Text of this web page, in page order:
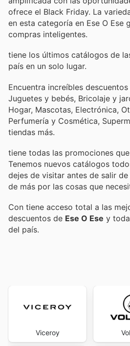
ofrece el Black Friday. La
en esta categoría en Ese O Ese
compras inteligentes.
tiene los últimos catálogos de
país en un solo lugar.
Encuentra increíbles
Juguetes y bebés, Bricolaje y
Hogar, Mascotas, Electrónica,
Perfumería y Cosmética,
tiendas más.
tiene todas las promociones
Tenemos nuevos catálogos
dejes de visitar antes de salir de
de más por las cosas que
Con tiene acceso total a las
descuentos de Ese O Ese y
del país.
Viceroy